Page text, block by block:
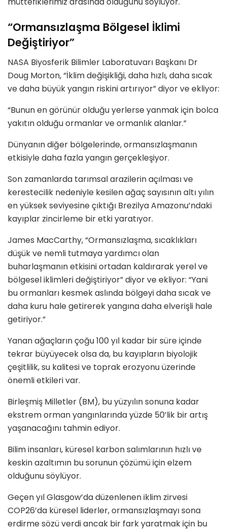
“Ormansızlaşma Bölgesel İklimi
Değiştiriyor”
NASA Biyosferik Bilimler Laboratuvarı Başkanı Dr
Doug Morton, “İklim değişikliği, daha hızlı, daha sıcak
ve daha büyük yangın riskini artırıyor” diyor ve ekliyor:
“Bunun en görünür olduğu yerlerse yanmak için bolca
yakıtın olduğu ormanlar ve ormanlık alanlar.”
Dünyanın diğer bölgelerinde, ormansızlaşmanın
etkisiyle daha fazla yangın gerçekleşiyor.
Son zamanlarda tarımsal arazilerin açılması ve
kerestecilik nedeniyle kesilen ağaç sayısının altı yılın
en yüksek seviyesine çıktığı Brezilya Amazonu’ndaki
kayıplar zincirleme bir etki yaratıyor.
James MacCarthy, “Ormansızlaşma, sıcaklıkları
düşük ve nemli tutmaya yardımcı olan
buharlaşmanın etkisini ortadan kaldırarak yerel ve
bölgesel iklimleri değiştiriyor” diyor ve ekliyor: “Yani
bu ormanları kesmek aslında bölgeyi daha sıcak ve
daha kuru hale getirerek yangına daha elverişli hale
getiriyor.”
Yanan ağaçların çoğu 100 yıl kadar bir süre içinde
tekrar büyüyecek olsa da, bu kayıpların biyolojik
çeşitlilik, su kalitesi ve toprak erozyonu üzerinde
önemli etkileri var.
Birleşmiş Milletler (BM), bu yüzyılın sonuna kadar
ekstrem orman yangınlarında yüzde 50’lik bir artış
yaşanacağını tahmin ediyor.
Bilim insanları, küresel karbon salımlarının hızlı ve
keskin azaltımın bu sorunun çözümü için elzem
olduğunu söylüyor.
Geçen yıl Glasgow’da düzenlenen iklim zirvesi
COP26’da küresel liderler, ormansızlaşmayı sona
erdirme sözü verdi ancak bir fark yaratmak için bu